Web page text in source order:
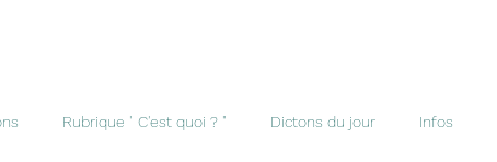
Rubrique " C'est quoi ? " Dictons du jour Infos